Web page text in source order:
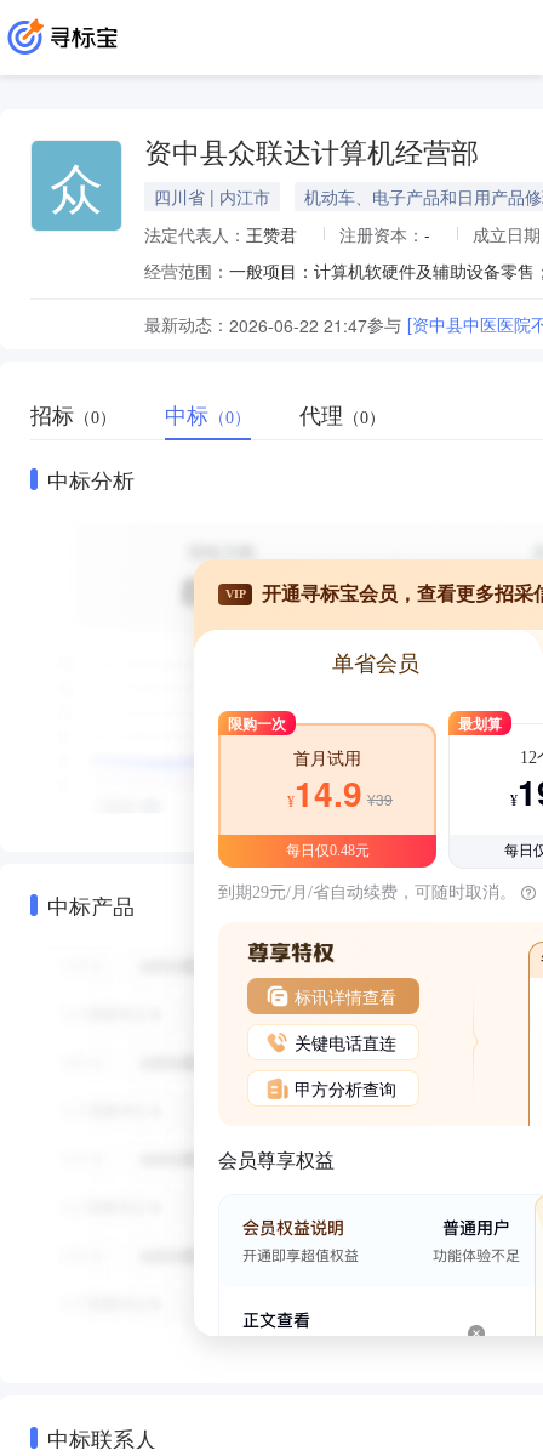
众 资中县众联达计算机经营部
四川省 | 内江市
机动车、电子产品和日用产品
法定代表人： 王赞君 注册资本： -
成立日
经营范围：
最新动态： 2026-06-22 21:47参与 [资中县中医医院
招标 （0） 中标 （0） 代理 （0）
中标分析
中标产品
VIP 开通寻标宝会员，查看更多招采
单省会员
限购一次
首月试用
¥14.9 ¥39
每日仅0.48元
最划算
12
¥
每日
到期29元/月/省自动续费，可随时取消。
标讯详情查看
关键电话直连
甲方分析查询
会员尊享权益
中标联系人